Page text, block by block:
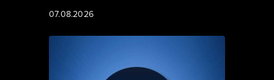
07.08.2026